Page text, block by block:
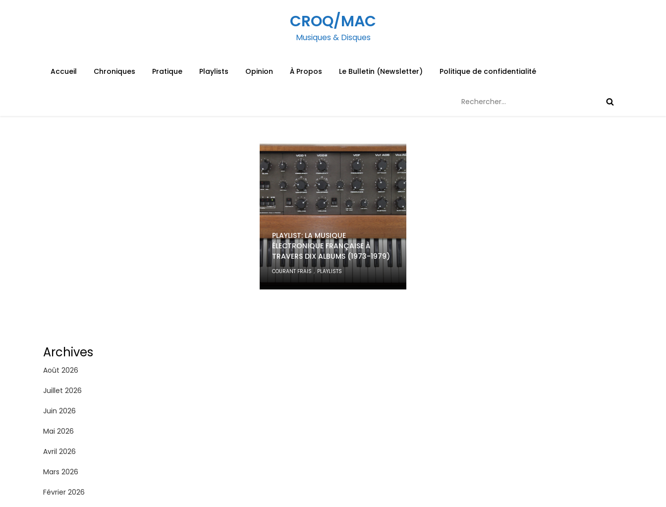
CROQ/MAC
Musiques & Disques
Accueil Chroniques Pratique Playlists Opinion À Propos Le Bulletin (Newsletter) Politique de confidentialité
PLAYLIST: LA MUSIQUE
ÉLECTRONIQUE FRANÇAISE À
TRAVERS DIX ALBUMS (1973-1979)
COURANT FRAIS , PLAYLISTS
Archives
Août 2026
Juillet 2026
Juin 2026
Mai 2026
Avril 2026
Mars 2026
Février 2026